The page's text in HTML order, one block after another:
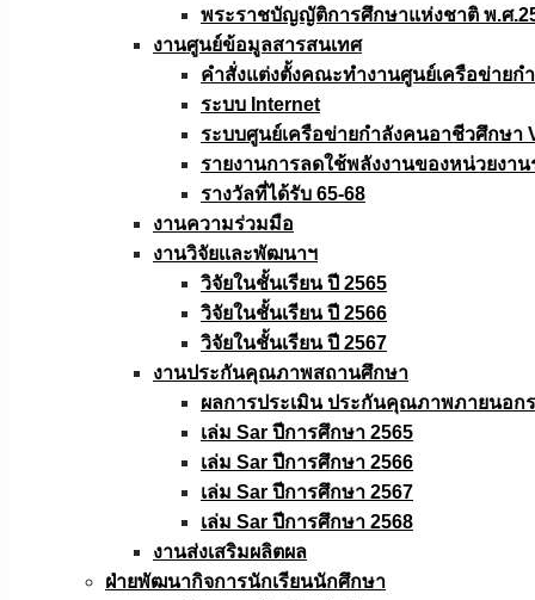
พระราชบัญญัติการศึกษาแห่งชาติ พ.ศ
งานศูนย์ข้อมูลสารสนเทศ
คำสั่งแต่งตั้งคณะทำงานศูนย์เครือข่าย
ระบบ Internet
ระบบศูนย์เครือข่ายกำลังคนอาชีวศึกษา
รายงานการลดใช้พลังงานของหน่วยงา
รางวัลที่ได้รับ 65-68
งานความร่วมมือ
งานวิจัยเเละพัฒนาฯ
วิจัยในชั้นเรียน ปี 2565
วิจัยในชั้นเรียน ปี 2566
วิจัยในชั้นเรียน ปี 2567
งานประกันคุณภาพสถานศึกษา
ผลการประเมิน ประกันคุณภาพภายนอก
เล่ม Sar ปีการศึกษา 2565
เล่ม Sar ปีการศึกษา 2566
เล่ม Sar ปีการศึกษา 2567
เล่ม Sar ปีการศึกษา 2568
งานส่งเสริมผลิตผล
ฝ่ายพัฒนากิจการนักเรียนนักศึกษา